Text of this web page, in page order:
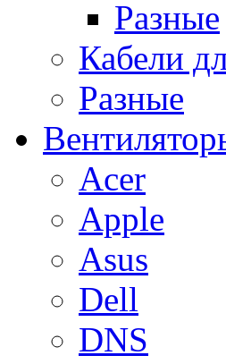
Разные
Кабели
Разные
Acer
Apple
Asus
Dell
DNS